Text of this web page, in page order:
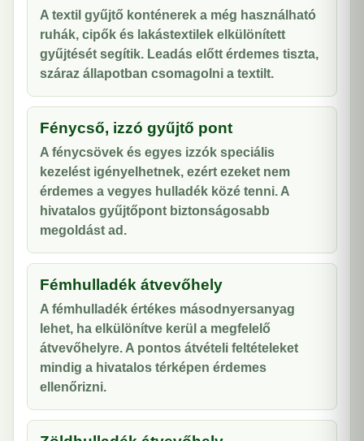
A textil gyűjtő konténerek a még használható
ruhák, cipők és lakástextilek elkülönített
gyűjtését segítik. Leadás előtt érdemes tiszta,
száraz állapotban csomagolni a textilt.
Fénycső, izzó gyűjtő pont
A fénycsövek és egyes izzók speciális
kezelést igényelhetnek, ezért ezeket nem
érdemes a vegyes hulladék közé tenni. A
hivatalos gyűjtőpont biztonságosabb
megoldást ad.
Fémhulladék átvevőhely
A fémhulladék értékes másodnyersanyag
lehet, ha elkülönítve kerül a megfelelő
átvevőhelyre. A pontos átvételi feltételeket
mindig a hivatalos térképen érdemes
ellenőrizni.